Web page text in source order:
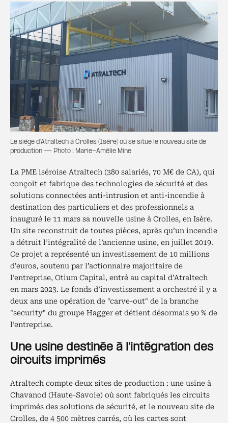
Le siège d’Atraltech à Crolles (Isère) où se situe le nouveau site de
production — Photo : Marie-Amélie Mine
La PME iséroise Atraltech (380 salariés, 70 M€ de CA), qui
conçoit et fabrique des technologies de sécurité et des
solutions connectées anti-intrusion et anti-incendie à
destination des particuliers et des professionnels a
inauguré le 11 mars sa nouvelle usine à Crolles, en Isère.
Un site reconstruit de toutes pièces, après qu’un incendie
a détruit l’intégralité de l’ancienne usine, en juillet 2019.
Ce projet a représenté un investissement de 10 millions
d’euros, soutenu par l’actionnaire majoritaire de
l’entreprise, Otium Capital, entré au capital d’Atraltech
en mars 2023. Le fonds d’investissement a orchestré il y a
deux ans une opération de "carve-out" de la branche
"security" du groupe Hagger et détient désormais 90 % de
l’entreprise.
Une usine destinée à l’intégration des
circuits imprimés
Atraltech compte deux sites de production : une usine à
Chavanod (Haute-Savoie) où sont fabriqués les circuits
imprimés des solutions de sécurité, et le nouveau site de
Crolles, de 4 500 mètres carrés, où les cartes sont